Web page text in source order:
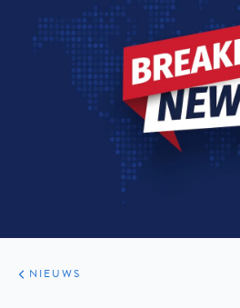
ARTIKELEN
HET
KORT
NIEUWS